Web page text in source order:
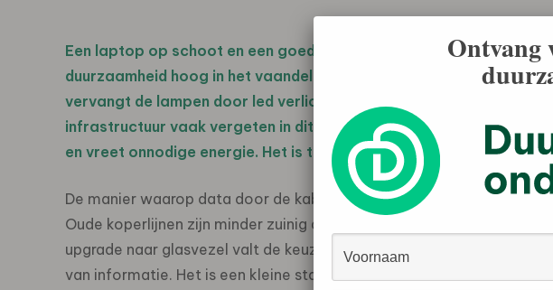
Een laptop op schoot en een goede kop koffie op tafel vormen de
duurzaamheid hoog in het vaandel heeft staan kijkt naar ieder
vervangt de lampen door led verlichting en je beperkt het
infrastructuur vaak vergeten in dit rijtje. Een trage verbinding die
en vreet onnodige energie. Het is tijd om de digitale fundering van
De manier waarop data door de kabels stroomt heeft invloed op de
Oude koperlijnen zijn minder zuinig dan moderne alternatieven.
upgrade naar glasvezel valt de keuze op een technologie die minder
van informatie. Het is een kleine stap die in het grotere geheel een
Ontvang